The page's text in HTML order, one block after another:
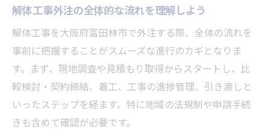
解体工事外注の全体的な流れを理解しよう
解体工事を大阪府富田林市で外注する際、全体の流れを
事前に把握することがスムーズな進行のカギとなりま
す。まず、現地調査や見積もり取得からスタートし、比
較検討・契約締結、着工、工事の進捗管理、引き渡しと
いったステップを経ます。特に地域の法規制や申請手続
きも含めて確認が必要です。